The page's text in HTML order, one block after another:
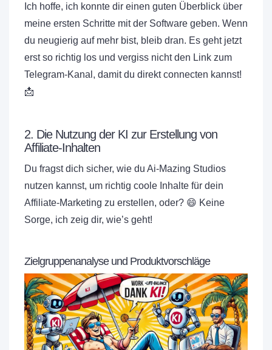
Ich hoffe, ich konnte dir einen guten Überblick über
meine ersten Schritte mit der Software geben. Wenn
du neugierig auf mehr bist, bleib dran. Es geht jetzt
erst so richtig los und vergiss nicht den Link zum
Telegram-Kanal, damit du direkt connecten kannst!
📩
2. Die Nutzung der KI zur Erstellung von
Affiliate-Inhalten
Du fragst dich sicher, wie du Ai-Mazing Studios
nutzen kannst, um richtig coole Inhalte für dein
Affiliate-Marketing zu erstellen, oder? 😄 Keine
Sorge, ich zeig dir, wie’s geht!
Zielgruppenanalyse und Produktvorschläge